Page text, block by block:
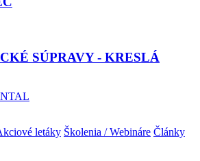
SÚPRAVY - KRESLÁ
letáky Školenia / Webináre Články